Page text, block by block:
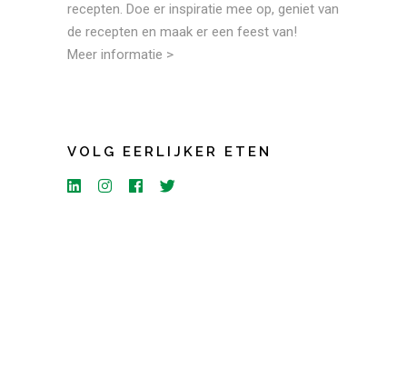
recepten. Doe er inspiratie mee op, geniet van
de recepten en maak er een feest van!
Meer informatie >
VOLG EERLIJKER ETEN